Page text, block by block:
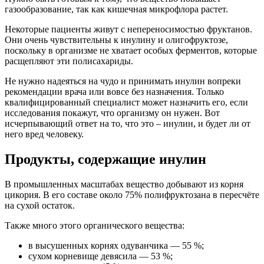
газообразование, так как кишечная микрофлора растет.
Некоторые пациенты живут с непереносимостью фруктанов.
Они очень чувствительны к инулину и олигофруктозе,
поскольку в организме не хватает особых ферментов, которые
расщепляют эти полисахариды.
Не нужно надеяться на чудо и принимать инулин вопреки
рекомендации врача или вовсе без назначения. Только
квалифицированный специалист может назначить его, если
исследования покажут, что организму он нужен. Вот
исчерпывающий ответ на то, что это – инулин, и будет ли от
него вред человеку.
Продукты, содержащие инулин
В промышленных масштабах вещество добывают из корня
цикория. В его составе около 75% полифруктозана в пересчёте
на сухой остаток.
Также много этого органического вещества:
в высушенных корнях одуванчика — 55 %;
сухом корневище девясила — 53 %;